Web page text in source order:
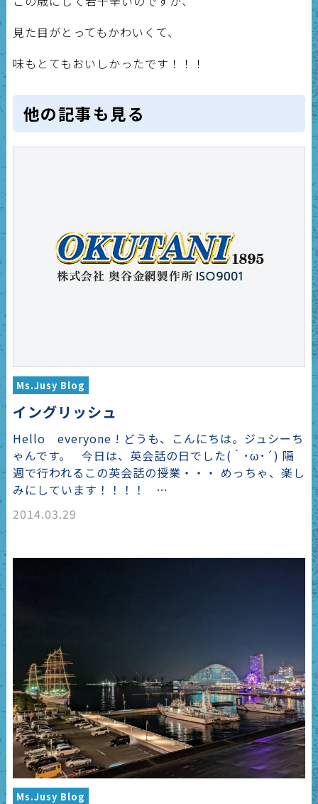
見た目がとってもかわいくて、
味もとてもおいしかったです！！！
他の記事も見る
Ms.Jusy Blog
イングリッシュ
Hello everyone ! どうも、こんにちは。ジュシーち
ゃんです。 今日は、英会話の日でした(｀･ω･´) 隔
週で行われるこの英会話の授業・・・ めっちゃ、楽し
みにしています！！！！ …
2014.03.29
Ms.Jusy Blog